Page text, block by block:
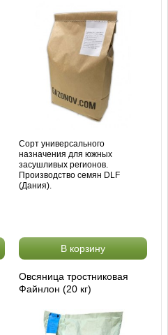
Сорт универсального
назначения для южных
засушливых регионов.
Производство семян DLF
(Дания).
В корзину
Овсяница тростниковая
Файнлон (20 кг)